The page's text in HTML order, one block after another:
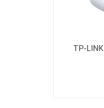
روتر اکسس پوینت TP-LINK